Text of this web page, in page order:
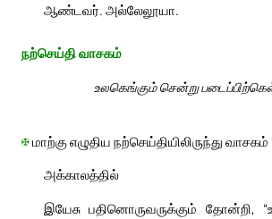
ஆண்டவர். அல்லேலூயா.
நற்செய்தி வாசகம்
உலகெங்கும் சென்று
✠மாற்கு எழுதிய நற்செய்தியிலிருந்து வாசகம்
அக்காலத்தில்
இயேசு பதினொருவருக்கும் தோன்றி,